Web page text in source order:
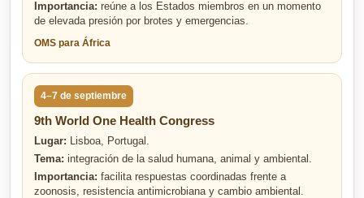
Importancia: reúne a los Estados miembros en un momento
de elevada presión por brotes y emergencias.
OMS para África
4–7 de septiembre
9th World One Health Congress
Lugar: Lisboa, Portugal.
Tema: integración de la salud humana, animal y ambiental.
Importancia: facilita respuestas coordinadas frente a
zoonosis, resistencia antimicrobiana y cambio ambiental.